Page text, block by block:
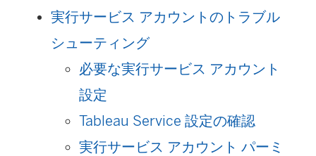
実行サービス アカウントのトラブル
シューティング
必要な実行サービス アカウント
設定
Tableau Service 設定の確認
実行サービス アカウント パーミ